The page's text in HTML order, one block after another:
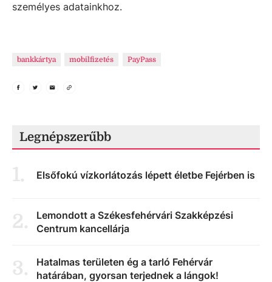
személyes adatainkhoz.
bankkártya mobilfizetés PayPass
Legnépszerűbb
1. Elsőfokú vízkorlátozás lépett életbe Fejérben is
2.
Lemondott a Székesfehérvári Szakképzési
Centrum kancellárja
3.
Hatalmas területen ég a tarló Fehérvár
határában, gyorsan terjednek a lángok!